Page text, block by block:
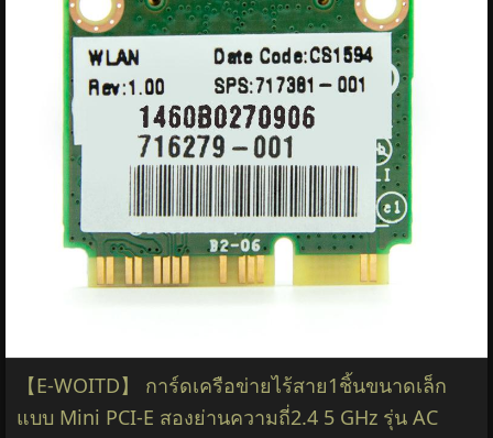
【E-WOITD】 การ์ดเครือข่ายไร้สาย1ชิ้นขนาดเล็ก
แบบ Mini PCI-E สองย่านความถี่2.4 5 GHz รุ่น AC